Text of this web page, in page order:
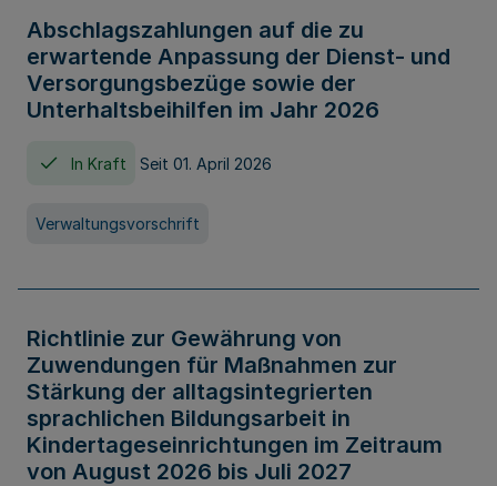
Abschlagszahlungen auf die zu
erwartende Anpassung der Dienst- und
Versorgungsbezüge sowie der
Unterhaltsbeihilfen im Jahr 2026
In Kraft Seit 01. April 2026
Verwaltungsvorschrift
Richtlinie zur Gewährung von
Zuwendungen für Maßnahmen zur
Stärkung der alltagsintegrierten
sprachlichen Bildungsarbeit in
Kindertageseinrichtungen im Zeitraum
von August 2026 bis Juli 2027